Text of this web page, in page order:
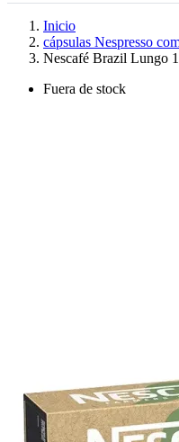
Inicio
cápsulas Nespresso
Nescafé Brazil Lungo
Fuera de stock